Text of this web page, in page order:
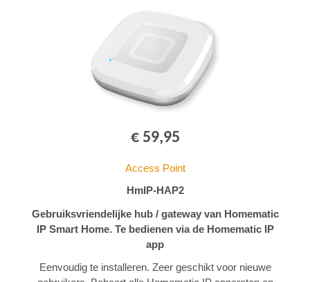
€ 59,95
Access Point
HmIP-HAP2
Gebruiksvriendelijke hub / gateway van Homematic
IP Smart Home. Te bedienen via de Homematic IP
app
Eenvoudig te installeren. Zeer geschikt voor nieuwe